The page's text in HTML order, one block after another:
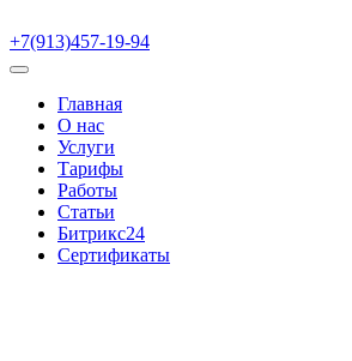
+7(913)457-19-94
Главная
О нас
Услуги
Тарифы
Работы
Статьи
Битрикс24
Сертификаты